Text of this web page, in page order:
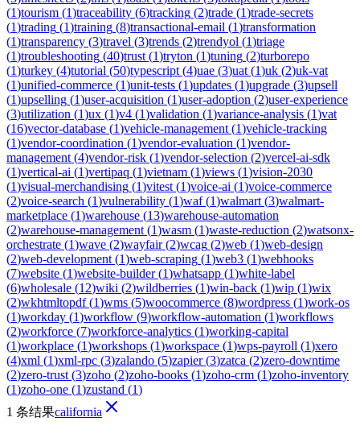
(1)tourism (1)traceability (6)tracking (2)trade (1)trade-secrets
(1)trading (1)training (8)transactional-email (1)transformation
(1)transparency (3)travel (3)trends (2)trendyol (1)triage
(1)troubleshooting (40)trust (1)tryton (1)tuning (2)turborepo
(1)turkey (4)tutorial (50)typescript (4)uae (3)uat (1)uk (2)uk-vat
(1)unified-commerce (1)unit-tests (1)updates (1)upgrade (3)upsell
(1)upselling (1)user-acquisition (1)user-adoption (2)user-experience
(3)utilization (1)ux (1)v4 (1)validation (1)variance-analysis (1)vat
(16)vector-database (1)vehicle-management (1)vehicle-tracking
(1)vendor-coordination (1)vendor-evaluation (1)vendor-
management (4)vendor-risk (1)vendor-selection (2)vercel-ai-sdk
(1)vertical-ai (1)vertipaq (1)vietnam (1)views (1)vision-2030
(1)visual-merchandising (1)vitest (1)voice-ai (1)voice-commerce
(2)voice-search (1)vulnerability (1)waf(1)walmart (3)walmart-
marketplace (1)warehouse (13)warehouse-automation
(2)warehouse-management (1)wasm (1)waste-reduction (2)watsonx-
orchestrate (1)wave (2)wayfair(2)wcag (2)web (1)web-design
(2)web-development (1)web-scraping (1)web3 (1)webhooks
(7)website (1)website-builder(1)whatsapp (1)white-label
(6)wholesale (12)wiki (2)wildberries (1)win-back (1)wip (1)wix
(2)wkhtmltopdf(1)wms (5)woocommerce (8)wordpress (1)work-os
(1)workday (1)workflow (9)workflow-automation (1)workflows
(2)workforce (7)workforce-analytics (1)working-capital
(1)workplace (1)workshops (1)workspace (1)wps-payroll (1)xero
(4)xml (1)xml-rpc (3)zalando (5)zapier(3)zatca (2)zero-downtime
(2)zero-trust (3)zoho (2)zoho-books (1)zoho-crm (1)zoho-inventory
(1)zoho-one (1)zustand (1)
1 条结果california